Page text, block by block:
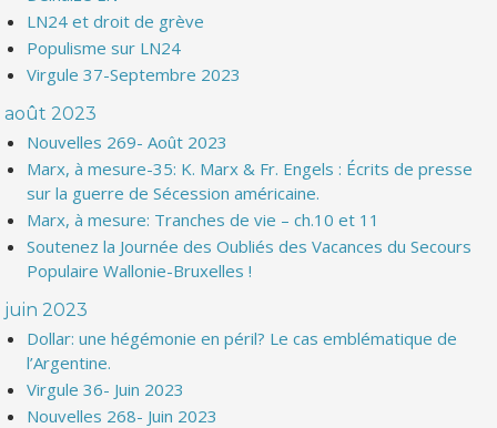
LN24 et droit de grève
Populisme sur LN24
Virgule 37-Septembre 2023
août 2023
Nouvelles 269- Août 2023
Marx, à mesure-35: K. Marx & Fr. Engels : Écrits de presse
sur la guerre de Sécession américaine.
Marx, à mesure: Tranches de vie – ch.10 et 11
Soutenez la Journée des Oubliés des Vacances du Secours
Populaire Wallonie-Bruxelles !
juin 2023
Dollar: une hégémonie en péril? Le cas emblématique de
l’Argentine.
Virgule 36- Juin 2023
Nouvelles 268- Juin 2023